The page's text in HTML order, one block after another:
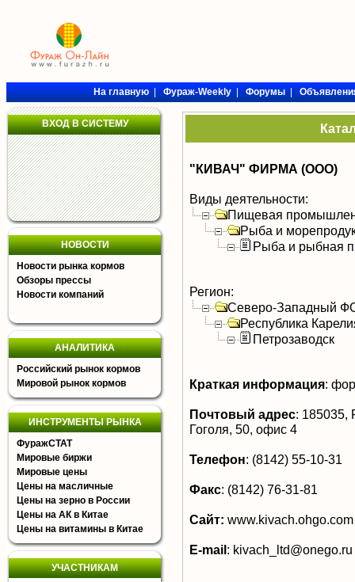
На главную|Фураж-Weekly|Форумы|
ВХОД В СИСТЕМУ
НОВОСТИ
Новости рынка кормов
Обзоры прессы
Новости компаний
АНАЛИТИКА
Российский рынок кормов
Мировой рынок кормов
ИНСТРУМЕНТЫ РЫНКА
ФуражСТАТ
Мировые биржи
Мировые цены
Цены на масличные
Цены на зерно в России
Цены на АК в Китае
Цены на витамины в Китае
УЧАСТНИКАМ
"КИВАЧ" ФИРМА (ООО)
Виды деятельности:
Пищевая
Рыба и
Рыба и рыбная
Регион:
Северо-Западный
Республика
Петрозаводск
Краткая информация:
Почтовый адрес: 185035,
Гоголя, 50, офис 4
Телефон: (8142) 55-10-31
Факс: (8142) 76-31-81
Сайт: www.kivach.ohgo.com
E-mail: kivach_ltd@onego.ru